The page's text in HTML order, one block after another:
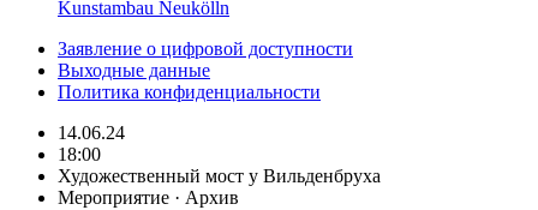
Kunstambau Neukölln
Заявление о цифровой доступности
Выходные данные
Политика конфиденциальности
14.06.24
18:00
Художественный мост у Вильденбруха
Мероприятие · Архив